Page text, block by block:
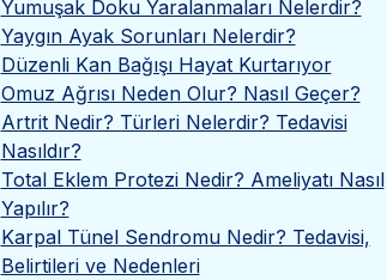
Yumuşak Doku Yaralanmaları Nelerdir?
Yaygın Ayak Sorunları Nelerdir?
Düzenli Kan Bağışı Hayat Kurtarıyor
Omuz Ağrısı Neden Olur? Nasıl Geçer?
Artrit Nedir? Türleri Nelerdir? Tedavisi
Nasıldır?
Total Eklem Protezi Nedir? Ameliyatı Nasıl
Yapılır?
Karpal Tünel Sendromu Nedir? Tedavisi,
Belirtileri ve Nedenleri